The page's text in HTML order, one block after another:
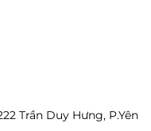
Trần Duy Hưng, P.Yên